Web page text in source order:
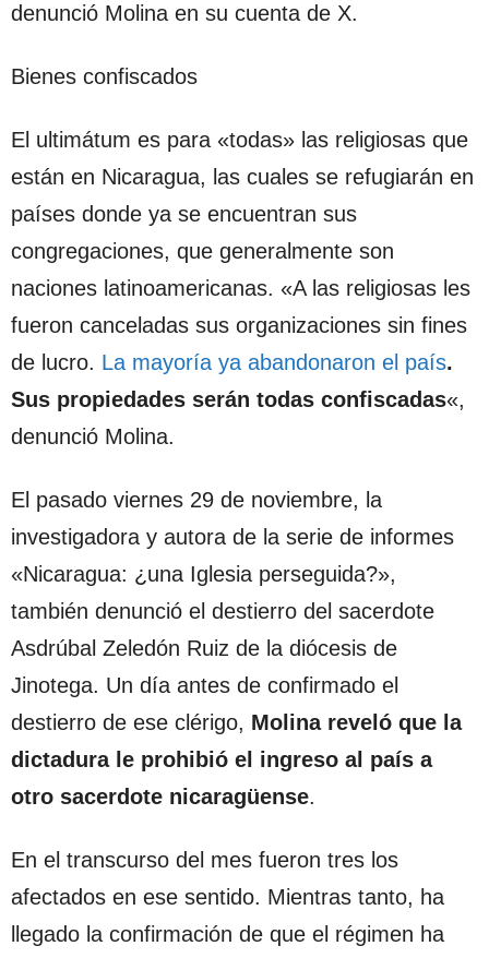
denunció Molina en su cuenta de X.
Bienes confiscados
El ultimátum es para «todas» las religiosas que
están en Nicaragua, las cuales se refugiarán en
países donde ya se encuentran sus
congregaciones, que generalmente son
naciones latinoamericanas. «A las religiosas les
fueron canceladas sus organizaciones sin fines
de lucro. La mayoría ya abandonaron el país.
Sus propiedades serán todas confiscadas«,
denunció Molina.
El pasado viernes 29 de noviembre, la
investigadora y autora de la serie de informes
«Nicaragua: ¿una Iglesia perseguida?»,
también denunció el destierro del sacerdote
Asdrúbal Zeledón Ruiz de la diócesis de
Jinotega. Un día antes de confirmado el
destierro de ese clérigo, Molina reveló que la
dictadura le prohibió el ingreso al país a
otro sacerdote nicaragüense.
En el transcurso del mes fueron tres los
afectados en ese sentido. Mientras tanto, ha
llegado la confirmación de que el régimen ha